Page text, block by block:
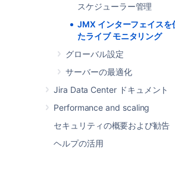
スケジューラー管理
JMX インターフェイスを
たライブ モニタリング
グローバル設定
サーバーの最適化
Jira Data Center ドキュメント
Performance and scaling
セキュリティの概要および勧告
ヘルプの活用
び標準
に使用
単位。
はミリ
FifteenMinuteRate
移動平
Unix
ドの 15
entity.users.total
entity.versions.total
issue.assigned.count
issue.created.count